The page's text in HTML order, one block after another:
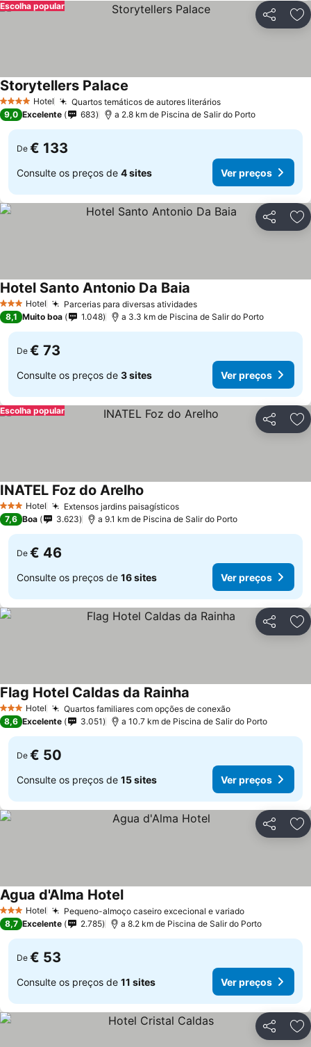
Partilhar
Escolha popular
4 EstrelasHotel Quartos temáticos de autores literários
Storytellers Palace
9,0 Excelente 683 a 2.8 km de Piscina de Salir do Porto
De € 133
Consulte os preços de 4 sites Ver preços
Partilhar
3 EstrelasHotel Parcerias para diversas atividades
Hotel Santo Antonio Da Baia
8,1 Muito boa 1.048 a 3.3 km de Piscina de Salir do Porto
De € 73
Consulte os preços de 3 sites Ver preços
Partilhar
Escolha popular
3 EstrelasHotel Extensos jardins paisagísticos
INATEL Foz do Arelho
7,6 Boa 3.623 a 9.1 km de Piscina de Salir do Porto
De € 46
Consulte os preços de 16 sites Ver preços
Partilhar
3 EstrelasHotel Quartos familiares com opções de conexão
Flag Hotel Caldas da Rainha
8,6 Excelente 3.051 a 10.7 km de Piscina de Salir do Porto
De € 50
Consulte os preços de 15 sites Ver preços
Partilhar
3 EstrelasHotel Pequeno-almoço caseiro excecional e variado
Agua d'Alma Hotel
8,7 Excelente 2.785 a 8.2 km de Piscina de Salir do Porto
De € 53
Consulte os preços de 11 sites Ver preços
Partilhar